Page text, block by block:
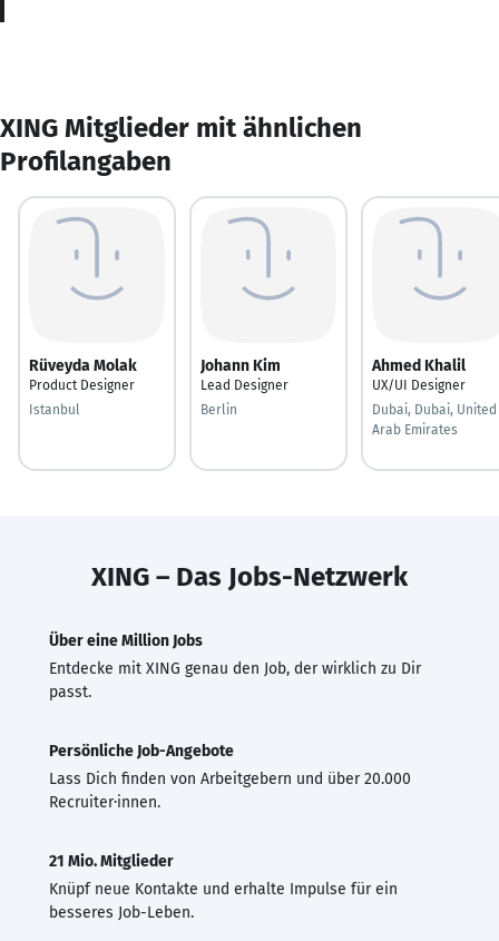
XING Mitglieder mit ähnlichen
Profilangaben
Rüveyda Molak
Product Designer
Istanbul
Johann Kim
Lead Designer
Berlin
Ahmed Khalil
UX/UI Designer
Dubai, Dubai, United
Arab Emirates
XING – Das Jobs-Netzwerk
Über eine Million Jobs
Entdecke mit XING genau den Job, der wirklich zu Dir
passt.
Persönliche Job-Angebote
Lass Dich finden von Arbeitgebern und über 20.000
Recruiter·innen.
21 Mio. Mitglieder
Knüpf neue Kontakte und erhalte Impulse für ein
besseres Job-Leben.